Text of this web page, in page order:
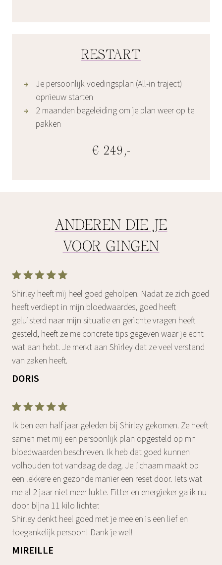
RESTART
Je persoonlijk voedingsplan (All-in traject)
opnieuw starten
2 maanden begeleiding om je plan weer op te
pakken
€ 249,-
ANDEREN DIE JE
VOOR GINGEN
Shirley heeft mij heel goed geholpen. Nadat ze zich goed
heeft verdiept in mijn bloedwaardes, goed heeft
geluisterd naar mijn situatie en gerichte vragen heeft
gesteld, heeft ze me concrete tips gegeven waar je echt
wat aan hebt. Je merkt aan Shirley dat ze veel verstand
van zaken heeft.
DORIS
Ik ben een half jaar geleden bij Shirley gekomen. Ze heeft
samen met mij een persoonlijk plan opgesteld op mn
bloedwaarden beschreven. Ik heb dat goed kunnen
volhouden tot vandaag de dag. Je lichaam maakt op
een lekkere en gezonde manier een reset door. Iets wat
me al 2 jaar niet meer lukte. Fitter en energieker ga ik nu
door. bijna 11 kilo lichter.
Shirley denkt heel goed met je mee en is een lief en
toegankelijk persoon! Dank je wel!
MIREILLE